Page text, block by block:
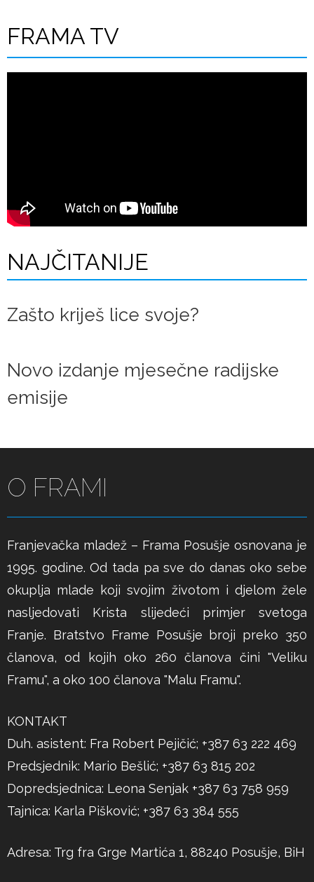
FRAMA TV
NAJČITANIJE
Zašto kriješ lice svoje?
Novo izdanje mjesečne radijske
emisije
O FRAMI
Franjevačka mladež – Frama Posušje osnovana je
1995. godine. Od tada pa sve do danas oko sebe
okuplja mlade koji svojim životom i djelom žele
nasljedovati Krista slijedeći primjer svetoga
Franje. Bratstvo Frame Posušje broji preko 350
članova, od kojih oko 260 članova čini "Veliku
Framu", a oko 100 članova "Malu Framu".
KONTAKT
Duh. asistent: Fra Robert Pejičić; +387 63 222 469
Predsjednik: Mario Bešlić; +387 63 815 202
Dopredsjednica: Leona Senjak +387 63 758 959
Tajnica: Karla Pišković; +387 63 384 555
Adresa: Trg fra Grge Martića 1, 88240 Posušje, BiH